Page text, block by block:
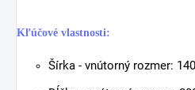
Kľúčové vlastnosti:
Šírka - vnútorný rozmer: